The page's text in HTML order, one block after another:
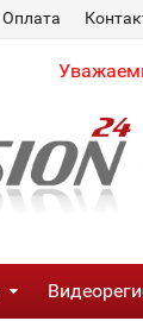
Оплата